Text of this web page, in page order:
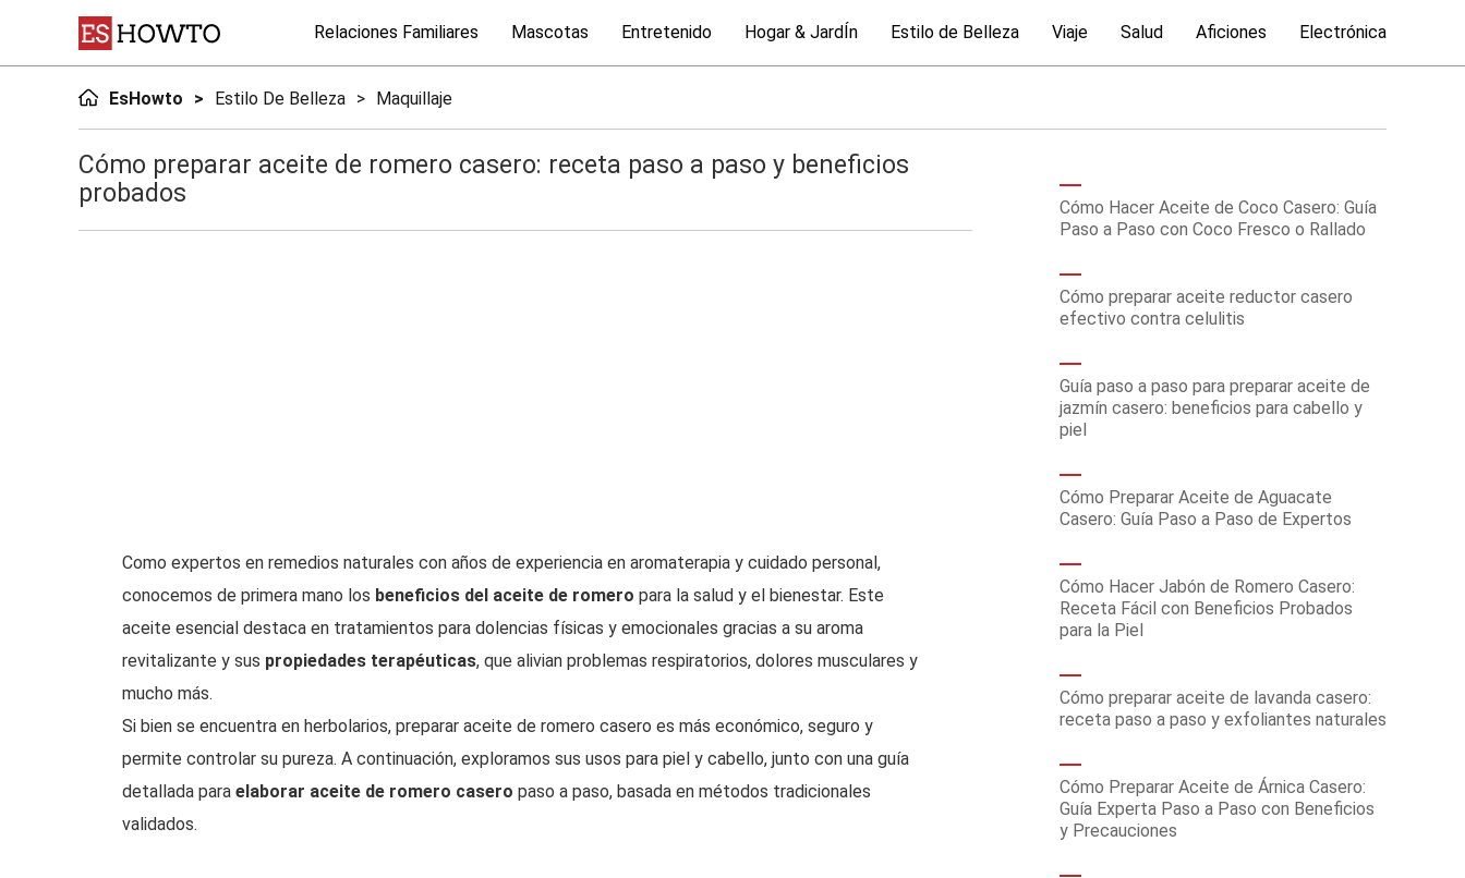
Relaciones Familiares Mascotas Entretenido Hogar & JardÍn Estilo de Belleza Viaje Salud Aficiones Electrónica
EsHowto Estilo De Belleza Maquillaje
Cómo preparar aceite de romero casero: receta paso a paso y beneficios
probados
Como expertos en remedios naturales con años de experiencia en aromaterapia y cuidado personal,
conocemos de primera mano los beneficios del aceite de romero para la salud y el bienestar. Este
aceite esencial destaca en tratamientos para dolencias físicas y emocionales gracias a su aroma
revitalizante y sus propiedades terapéuticas, que alivian problemas respiratorios, dolores musculares y
mucho más.
Si bien se encuentra en herbolarios, preparar aceite de romero casero es más económico, seguro y
permite controlar su pureza. A continuación, exploramos sus usos para piel y cabello, junto con una guía
detallada para elaborar aceite de romero casero paso a paso, basada en métodos tradicionales
validados.
Cómo Hacer Aceite de Coco Casero: Guía
Paso a Paso con Coco Fresco o Rallado
Cómo preparar aceite reductor casero
efectivo contra celulitis
Guía paso a paso para preparar aceite de
jazmín casero: beneficios para cabello y
piel
Cómo Preparar Aceite de Aguacate
Casero: Guía Paso a Paso de Expertos
Cómo Hacer Jabón de Romero Casero:
Receta Fácil con Beneficios Probados
para la Piel
Cómo preparar aceite de lavanda casero:
receta paso a paso y exfoliantes naturales
Cómo Preparar Aceite de Árnica Casero:
Guía Experta Paso a Paso con Beneficios
y Precauciones